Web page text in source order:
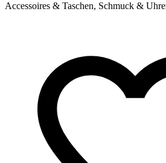
Accessoires & Taschen, Schmuck &